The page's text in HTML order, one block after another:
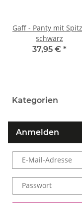
Gaff - Panty mit
schwarz
37,95 € *
Kategorien
Anmelden
E-Mail-Adresse
Passwort